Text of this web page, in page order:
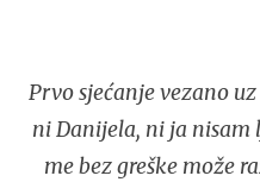
Prvo sjećanje vezano
ni Danijela, ni ja nisam
me bez greške može